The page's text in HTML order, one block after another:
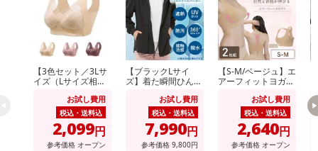
【3色セット／3Lサ
イズ（Lサイズ相
お試し費用
税込・送料込
2,099円
参考価格 オープン
【ブラックLサイ
ズ】着た瞬間ひんや
ールパーカーお試し費用
税込・送料込
7,990円
参考価格 9,800円
【S-M/ベージュ】エ
アーフィットヨガブ
お試し費用
税込・送料込
2,640円
参考価格 オープン